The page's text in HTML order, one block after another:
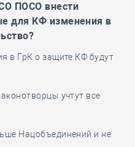
ПОСО внести
для КФ изменения в
в ГрК о защите КФ будут
учтут все
Нацобъединений и не